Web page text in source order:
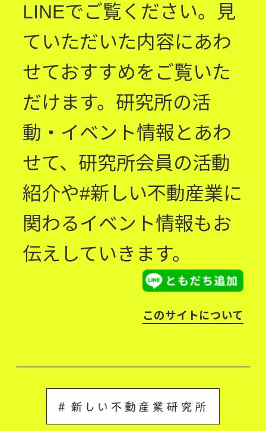
LINEでご覧ください。見
ていただいた内容にあわ
せておすすめをご覧いた
だけます。研究所の活
動・イベント情報とあわ
せて、研究所会員の活動
紹介や#新しい不動産業に
関わるイベント情報もお
伝えしていきます。
このサイトについて